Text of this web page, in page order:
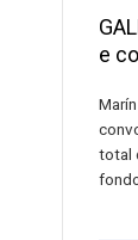
e
total